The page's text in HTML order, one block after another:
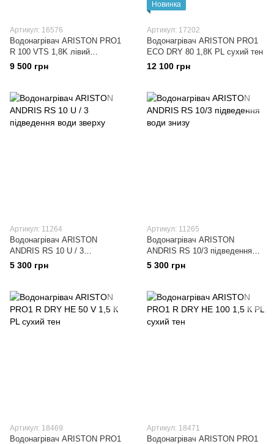
Артикул: 16576
Водонагрівач ARISTON PRO1
R 100 VTS 1,8K лівий
непрямий нагрів
9 500 грн
Новинка
Артикул: 17202
Водонагрівач ARISTON PRO1
ECO DRY 80 1,8К PL сухий тен
12 100 грн
Артикул: 11264
Водонагрівач ARISTON
ANDRIS RS 10 U / 3
підведення води зверху
5 300 грн
Артикул: 11265
Водонагрівач ARISTON
ANDRIS RS 10/3 підведення
води знизу
5 300 грн
Артикул: 18469
Водонагрівач ARISTON PRO1
Артикул: 18471
Водонагрівач ARISTON PRO1